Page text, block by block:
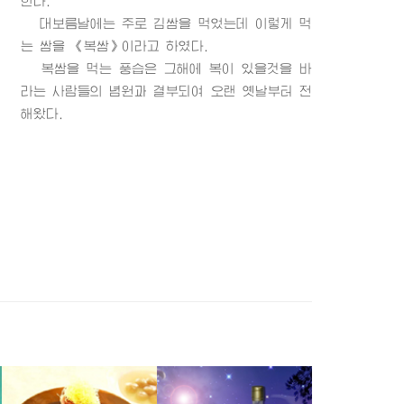
대보름날에는 주로 김쌈을 먹었는데 이렇게 먹
는 쌈을 《복쌈》이라고 하였다.
복쌈을 먹는 풍습은 그해에 복이 있을것을 바
라는 사람들의 념원과 결부되여 오랜 옛날부터 전
해왔다.